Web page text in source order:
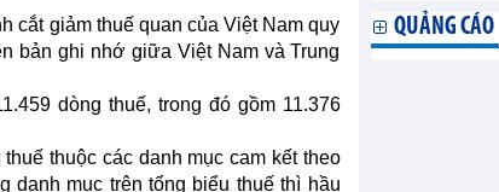
cắt giảm thuế quan của Việt Nam quy
bản ghi nhớ giữa Việt Nam và Trung
dòng thuế, trong đó gồm 11.376
thuộc các danh mục cam kết theo
danh mục trên tổng biểu thuế thì hầu
QUẢNG CÁO